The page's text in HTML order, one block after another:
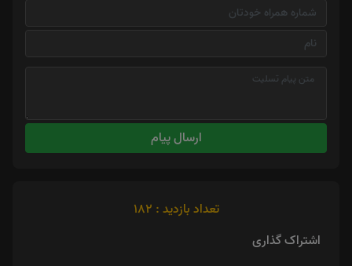
ارسال پیام
تعداد بازدید : 182
اشتراک گذاری